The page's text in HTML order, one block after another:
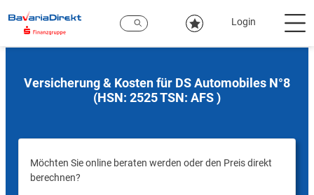
Hauptinhalt
Login
Versicherung & Kosten für DS Automobiles N°8
(HSN: 2525 TSN: AFS )
Möchten Sie online beraten werden oder den Preis direkt
berechnen?